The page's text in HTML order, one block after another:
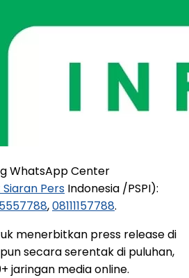
WhatsApp Center
Siaran Pers Indonesia /PSPI):
,08111157788.
menerbitkan press release di
secara serentak di puluhan,
jaringan media online.